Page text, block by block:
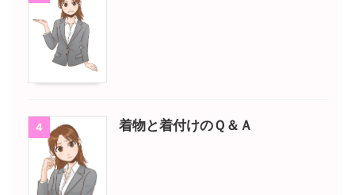
4 着物と着付けのＱ＆Ａ